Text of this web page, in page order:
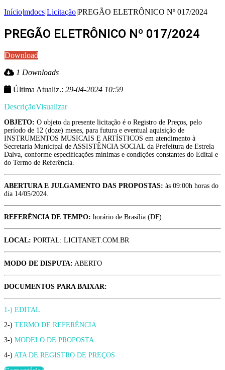
Início|mdocs|Licitação|PREGÃO ELETRÔNICO Nº 017/2024
PREGÃO ELETRÔNICO Nº 017/2024
Download
1 Downloads
Última Atualiz.: 29-04-2024 10:59
DescriçãoVisualizar
OBJETO: O objeto da presente licitação é o Registro de Preços, pelo
período de 12 (doze) meses, para futura e eventual aquisição de
INSTRUMENTOS MUSICAIS E ARTÍSTICOS em atendimento à
Secretaria Municipal de ASSISTÊNCIA SOCIAL da Prefeitura de Estrela
Dalva, conforme especificações mínimas e condições constantes do Edital e
do Termo de Referência.
ABERTURA E JULGAMENTO DAS PROPOSTAS: às 09:00h horas do
dia 14/05/2024.
REFERÊNCIA DE TEMPO: horário de Brasília (DF).
LOCAL: PORTAL: LICITANET.COM.BR
MODO DE DISPUTA: ABERTO
DOCUMENTOS PARA BAIXAR:
1-) EDITAL
2-) TERMO DE REFERÊNCIA
3-) MODELO DE PROPOSTA
4-) ATA DE REGISTRO DE PREÇOS